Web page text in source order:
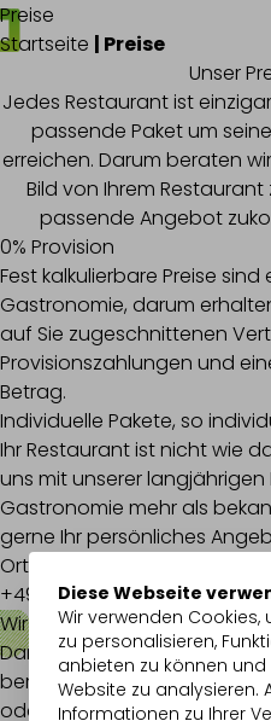
Diese Webseite
Wir verwenden
zu personalisieren,
anbieten zu können
Website zu analysieren.
Informationen zu Ihrer
Preise
Startseite | Preise
Unser
Jedes Restaurant ist
passende Paket um
erreichen. Darum beraten
Bild von Ihrem
passende Angebot
0% Provision
Fest kalkulierbare Preise
Gastronomie, darum
auf Sie zugeschnittenen
Provisionszahlungen und
Betrag.
Individuelle Pakete, so
Ihr Restaurant ist nicht wie
uns mit unserer langjährigen
Gastronomie mehr als
gerne Ihr persönliches
Ort.
+49 (0) 7154 965 1440
Wir haben Ihr Interesse
Dann lassen Sie sich noch
beraten! Sie erreichen uns
oder per E-Mail.